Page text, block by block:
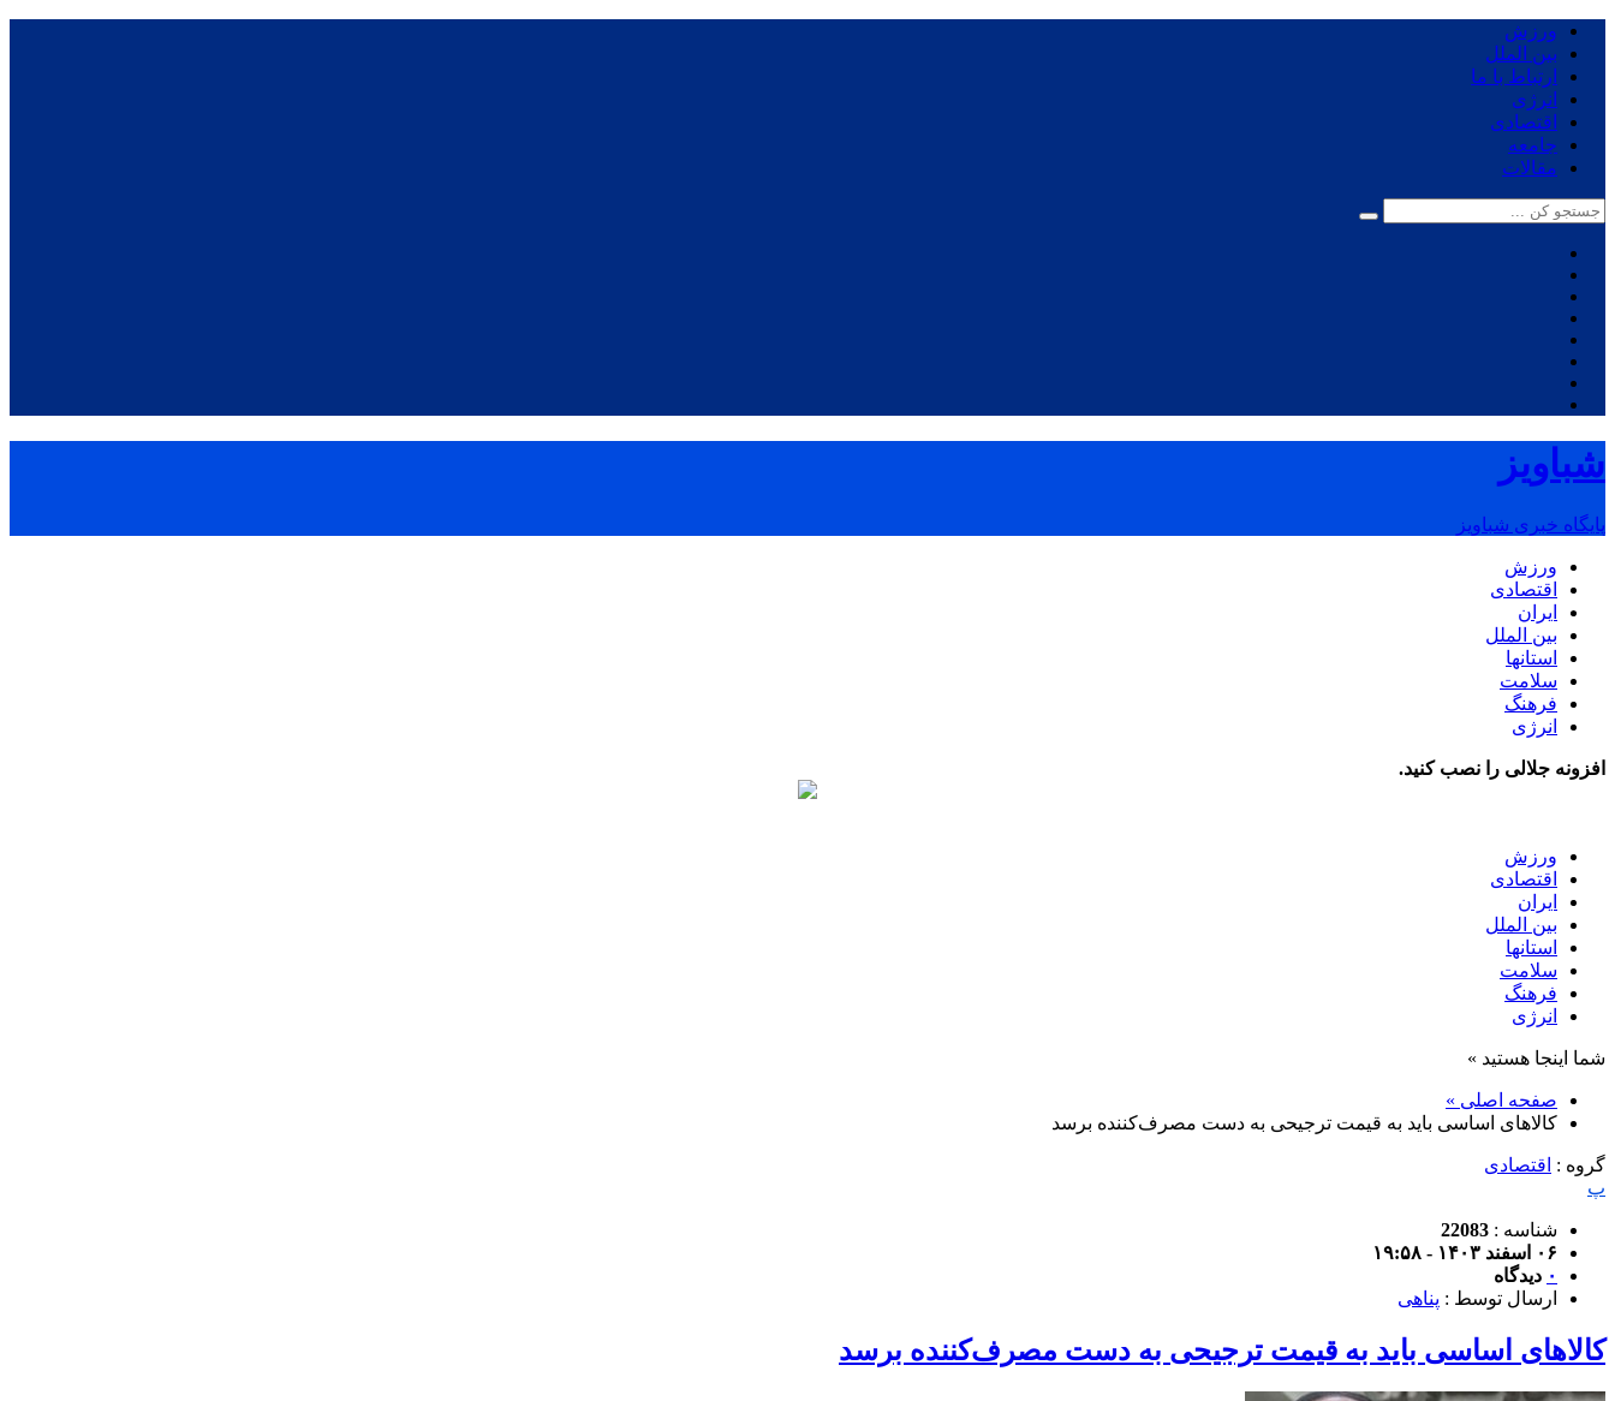
ورزش
بین الملل
ارتباط با ما
انرژی
اقتصادی
جامعه
مقالات
شباویز
پایگاه خبری شباویز
ورزش
اقتصادی
ایران
بین الملل
استانها
سلامت
فرهنگ
انرژی
افزونه جلالی را نصب کنید.
ورزش
اقتصادی
ایران
بین الملل
استانها
سلامت
فرهنگ
انرژی
شما اینجا هستید »
صفحه اصلی »
کالاهای اساسی باید به قیمت ترجیحی به دست مصرف‌کننده برسد
گروه : اقتصادی
پ
شناسه : 22083
۰۶ اسفند ۱۴۰۳ - ۱۹:۵۸
۰ دیدگاه
ارسال توسط : پناهی
کالاهای اساسی باید به قیمت ترجیحی به دست مصرف‌کننده برسد